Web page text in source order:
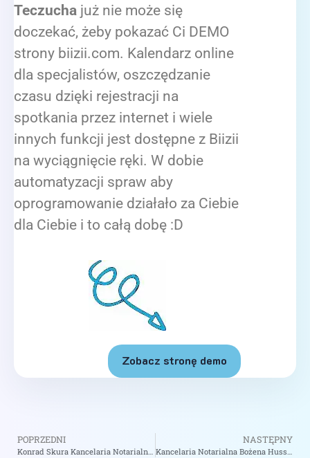
Teczucha już nie może się
doczekać, żeby pokazać Ci DEMO
strony biizii.com. Kalendarz online
dla specjalistów, oszczędzanie
czasu dzięki rejestracji na
spotkania przez internet i wiele
innych funkcji jest dostępne z Biizii
na wyciągnięcie ręki. W dobie
automatyzacji spraw aby
oprogramowanie działało za Ciebie
dla Ciebie i to całą dobę :D
Zobacz stronę demo
POPRZEDNI NASTĘPNY